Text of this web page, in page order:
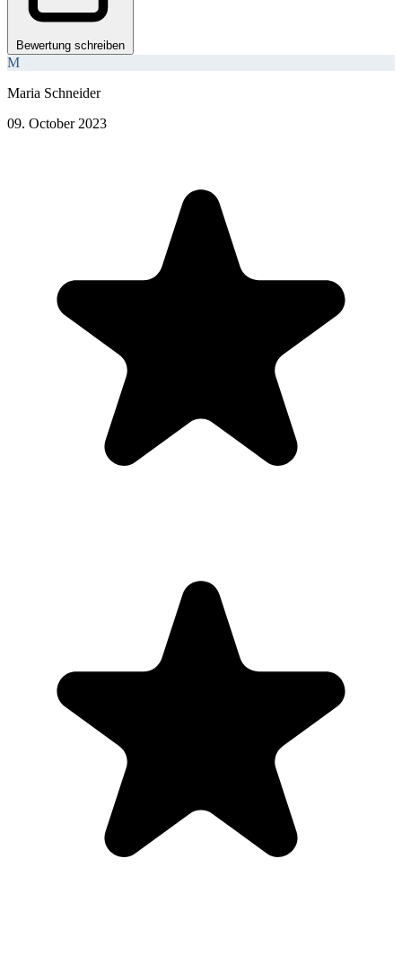
Bewertung schreiben
M
Maria Schneider
09. October 2023